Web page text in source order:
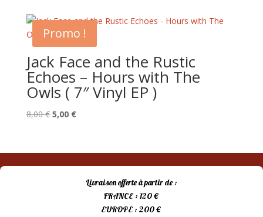
était :
15,00 €.
est :
10,00 €.
Promo !
Jack Face and the Rustic
Echoes – Hours with The
Owls ( 7″ Vinyl EP )
8,00€ Le
était :
8,00 €.
5,00 €Le
est :
5,00 €.
Livraison offerte à partir de :
FRANCE : 120 €
EUROPE : 200 €